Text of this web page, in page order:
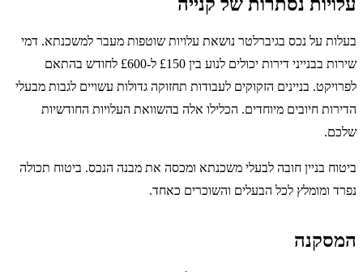
בעלות על נכס בגיברלטר נושאת עלויות שוטפות מעבר למשכנתא. דמי
שירות בבנייני דירות יכולים לנוע בין £150 ל-£600 לחודש בהתאם
לפרויקט. בניינים הזקוקים לעבודות תחזוקה גדולות עשויים לגבות מבעלי
הדירות חיובים מיוחדים. הכלילו אלה בהשוואת העלויות החודשיות
שלכם.
ביטוח בניין חובה לבעלי משכנתא ומכסה את מבנה הנכס. ביטוח תכולה
נפרד ומומלץ לכל הבעלים והשוכרים כאחד.
המסקנה